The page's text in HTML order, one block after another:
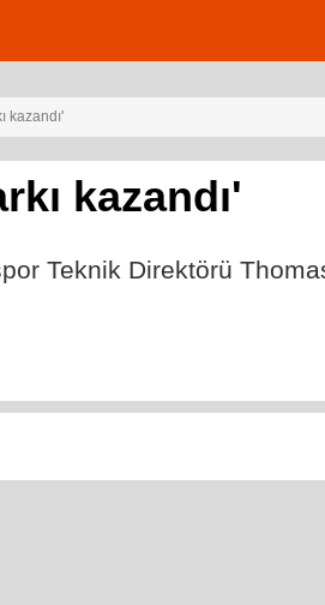
kazandı'
kazandı'
Teknik Direktörü